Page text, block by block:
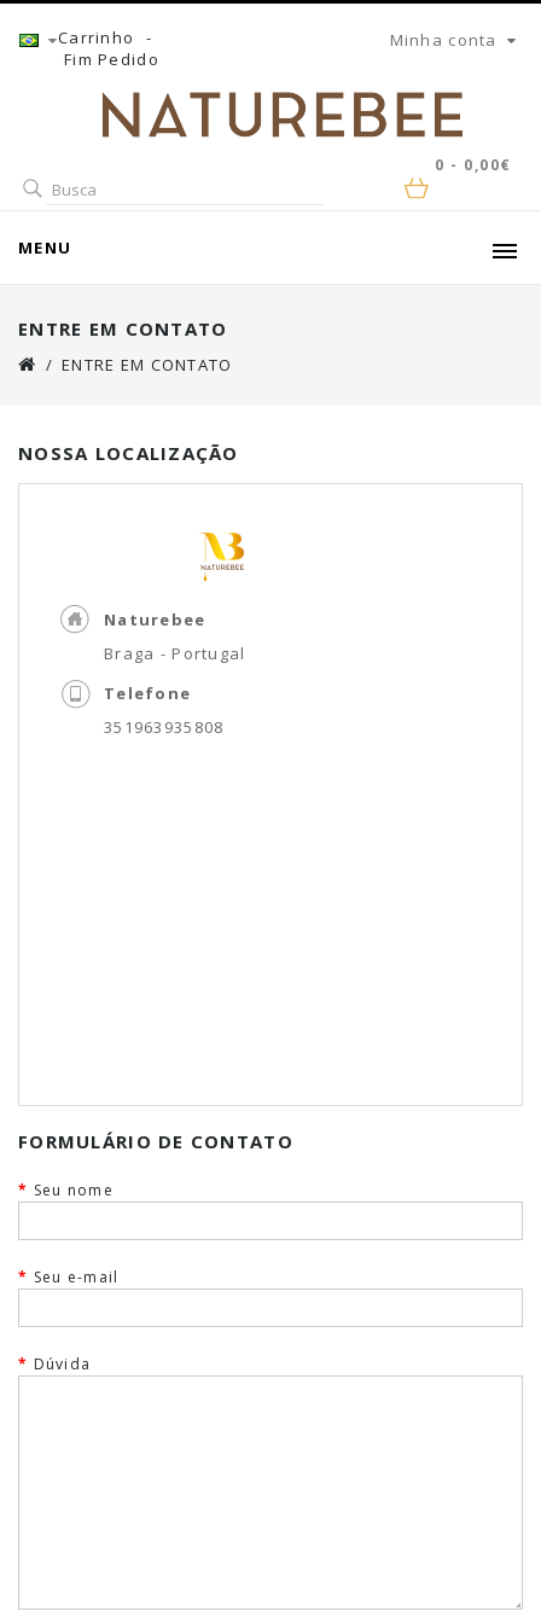
Minha conta
0 - 0,00€
Carrinho
-
Fim Pedido
MENU
ENTRE EM CONTATO
ENTRE EM CONTATO
NOSSA LOCALIZAÇÃO
Naturebee
Braga - Portugal
Telefone
351963935808
FORMULÁRIO DE CONTATO
Seu nome
Seu e-mail
Dúvida